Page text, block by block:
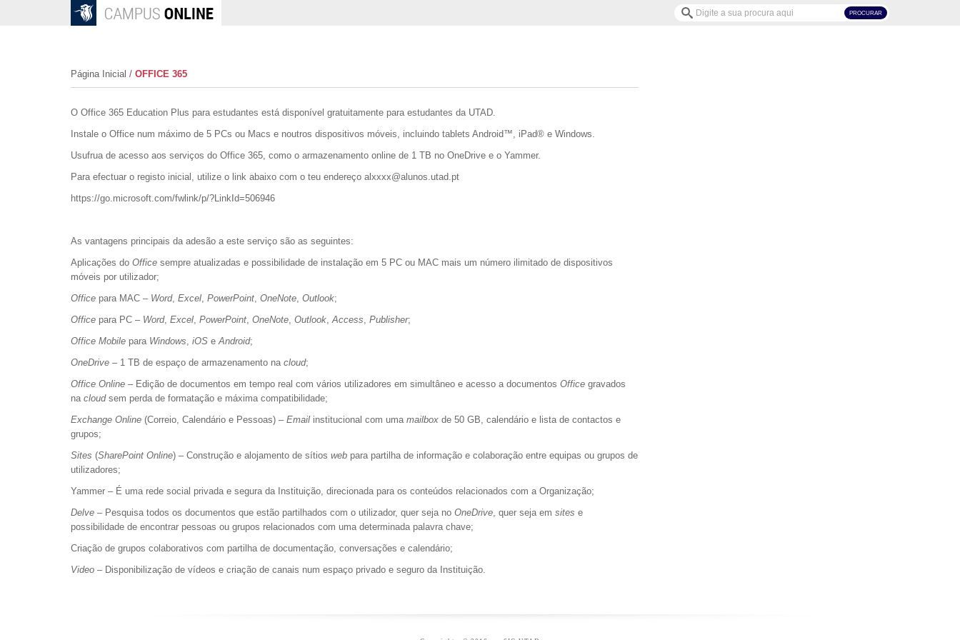
Página Inicial / OFFICE 365
O Office 365 Education Plus para estudantes está disponível gratuitamente para estudantes da UTAD.
Instale o Office num máximo de 5 PCs ou Macs e noutros dispositivos móveis, incluindo tablets Android™, iPad® e Windows.
Usufrua de acesso aos serviços do Office 365, como o armazenamento online de 1 TB no OneDrive e o Yammer.
Para efectuar o registo inicial, utilize o link abaixo com o teu endereço alxxxx@alunos.utad.pt
https://go.microsoft.com/fwlink/p/?LinkId=506946
As vantagens principais da adesão a este serviço são as seguintes:
Aplicações do Office sempre atualizadas e possibilidade de instalação em 5 PC ou MAC mais um número ilimitado de dispositivos
móveis por utilizador;
Office para MAC – Word, Excel, PowerPoint, OneNote, Outlook;
Office para PC – Word, Excel, PowerPoint, OneNote, Outlook,Access, Publisher;
Office Mobile para Windows, iOS eAndroid;
OneDrive – 1 TB de espaço de armazenamento na cloud;
Office Online – Edição de documentos em tempo real com vários utilizadores em simultâneo e acesso a documentos Office gravados
na cloudsem perda de formatação e máxima compatibilidade;
Exchange Online (Correio, Calendário e Pessoas) – Email institucional com uma mailbox de 50 GB, calendário e lista de contactos e
grupos;
Sites (SharePoint Online) – Construção e alojamento de sítios web para partilha de informação e colaboração entre equipas ou grupos de
utilizadores;
Yammer – É uma rede social privada e segura da Instituição, direcionada para os conteúdos relacionados com a Organização;
Delve – Pesquisa todos os documentos que estão partilhados com o utilizador, quer seja no OneDrive, quer seja em sites e
possibilidade de encontrar pessoas ou grupos relacionados com uma determinada palavra chave;
Criação de grupos colaborativos com partilha de documentação, conversações e calendário;
Video – Disponibilização de vídeos e criação de canais num espaço privado e seguro da Instituição.